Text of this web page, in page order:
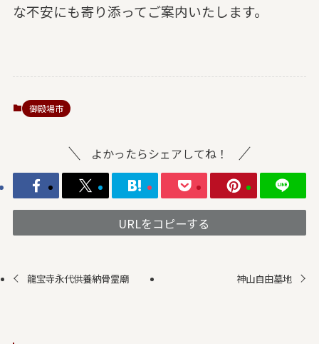
な不安にも寄り添ってご案内いたします。
御殿場市
よかったらシェアしてね！
URLをコピーする
龍宝寺永代供養納骨霊廟 神山自由墓地